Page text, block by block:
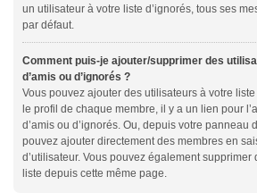
un utilisateur à votre liste d’ignorés, tous ses
par défaut.
Comment puis-je ajouter/supprimer des
d’amis ou d’ignorés ?
Vous pouvez ajouter des utilisateurs à votre
le profil de chaque membre, il y a un lien pour
d’amis ou d’ignorés. Ou, depuis votre panneau
pouvez ajouter directement des membres en
d’utilisateur. Vous pouvez également supprimer
liste depuis cette même page.